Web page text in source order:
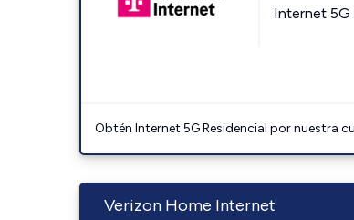
Internet 5G
Obtén Internet 5G Residencial por nuestra
Verizon Home Internet